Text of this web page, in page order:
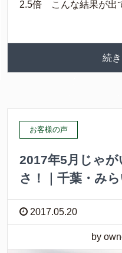
2.5倍 こんな結果が出
続
お客様の声
2017年5月じゃ
さ！｜千葉・み
2017.05.20
by